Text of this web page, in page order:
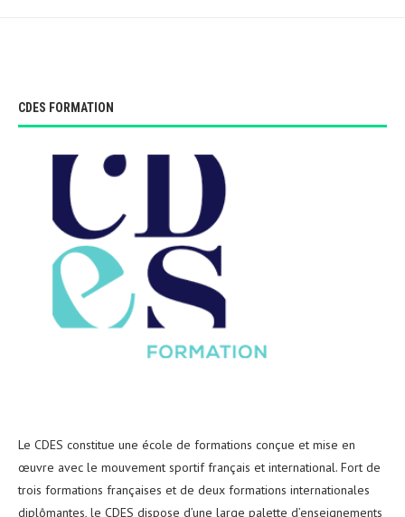
CDES FORMATION
Le CDES constitue une école de formations conçue et mise en
œuvre avec le mouvement sportif français et international. Fort de
trois formations françaises et de deux formations internationales
diplômantes, le CDES dispose d’une large palette d’enseignements